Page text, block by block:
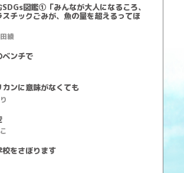
SDGs図鑑①「みんなが大人になるころ、
チックごみが、魚の量を超えるってほ
綾
ベンチで
カンに意味がなくても
をさぼります